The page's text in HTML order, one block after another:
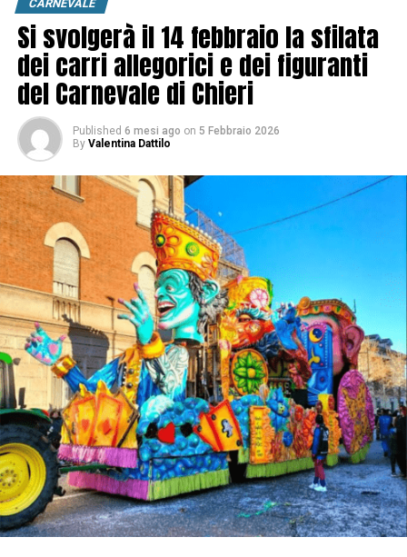
CARNEVALE
Si svolgerà il 14 febbraio la sfilata
dei carri allegorici e dei figuranti
del Carnevale di Chieri
Published 6 mesi ago on 5 Febbraio 2026
By Valentina Dattilo